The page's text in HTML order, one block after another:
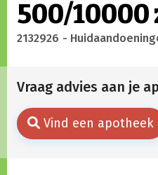
500/10000
2132926 -
Vraag advies aan je
Vind een apotheek